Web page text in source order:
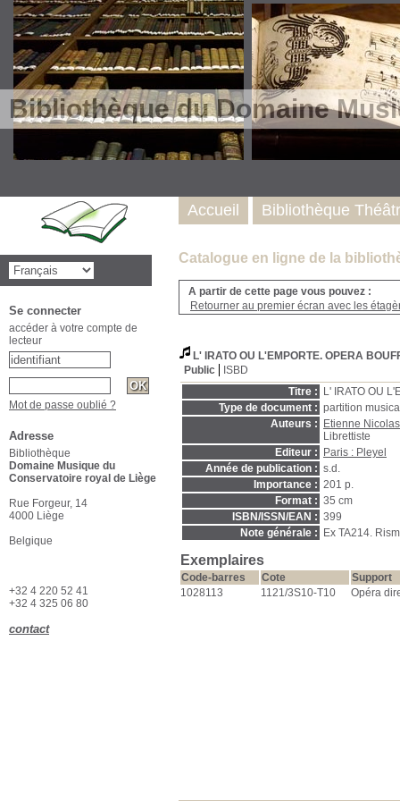
Bibliothèque du Domaine
Catalogue en ligne de la
A partir de cette page vous pouvez :
Retourner au premier écran avec les
L' IRATO OU L'EMPORTE. OPERA
Public
ISBD
Titre :
L' IRATO OU
Type de document : partition
Auteurs :
Etienne
Librettiste
Editeur :
Paris : Pleyel
Année de publication : s.d.
Importance : 201 p.
Format : 35 cm
ISBN/ISSN/EAN : 399
Note générale :
Ex TA214.
Exemplaires
Code-barres Cote
Support
1028113
1121/3S10-T10 Opéra
Accueil Bibliothèque
Se connecter
accéder à votre compte de
lecteur
Mot de passe oublié ?
Adresse
Bibliothèque
Domaine Musique du
Conservatoire royal de Liège
Rue Forgeur, 14
4000 Liège
Belgique
+32 4 220 52 41
+32 4 325 06 80
contact